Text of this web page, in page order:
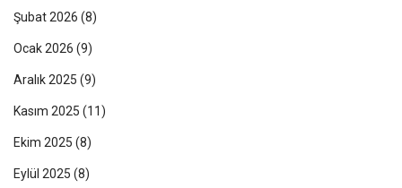
Şubat 2026 (8)
Ocak 2026 (9)
Aralık 2025 (9)
Kasım 2025 (11)
Ekim 2025 (8)
Eylül 2025 (8)